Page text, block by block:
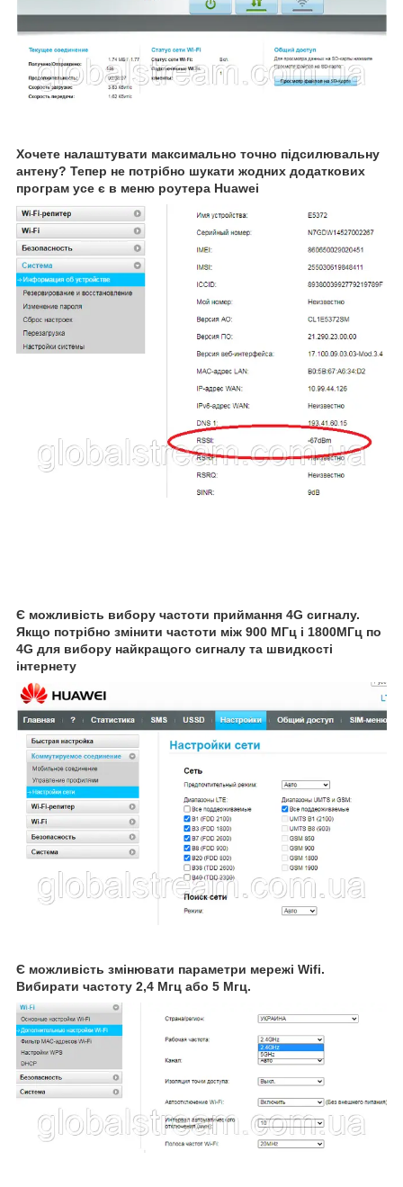
Хочете налаштувати максимально точно підсилювальну
антену? Тепер не потрібно шукати жодних додаткових
програм усе є в меню роутера Huawei
Є можливість вибору частоти приймання 4G сигналу.
Якщо потрібно змінити частоти між 900 МГц і 1800МГц по
4G для вибору найкращого сигналу та швидкості
інтернету
Є можливість змінювати параметри мережі Wifi.
Вибирати частоту 2,4 Мгц або 5 Мгц.